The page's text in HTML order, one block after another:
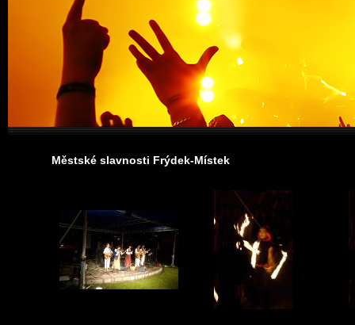
Městské slavnosti Frýdek-Místek